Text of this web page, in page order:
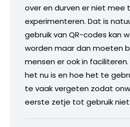
over en durven er niet mee
experimenteren. Dat is
gebruik van QR-codes kan
worden maar dan moeten
mensen er ook in
het nu is en hoe het te
te vaak vergeten zodat
eerste zetje tot gebruik niet